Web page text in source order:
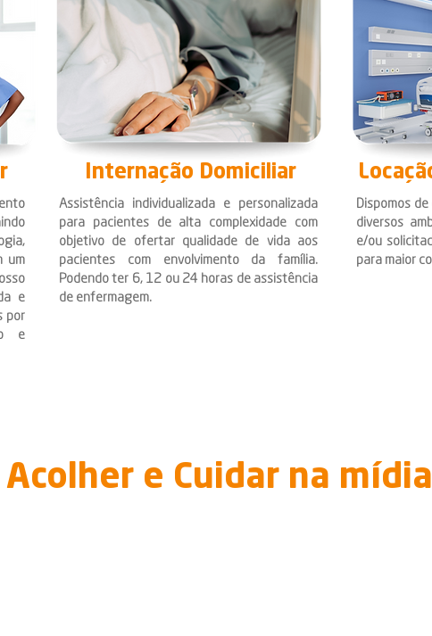
um
e
por
e
Internação Domiciliar
Assistência individualizada e personalizada
para pacientes de alta complexidade com
objetivo de ofertar qualidade de vida aos
pacientes com envolvimento da família.
Podendo ter 6, 12 ou 24 horas de assistência
de enfermagem.
Dispomos
diversos
e/ou
para maior
Acolher e Cuidar na mídia